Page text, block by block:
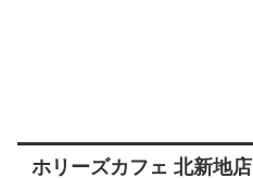
ホリーズカフェ 北新地店